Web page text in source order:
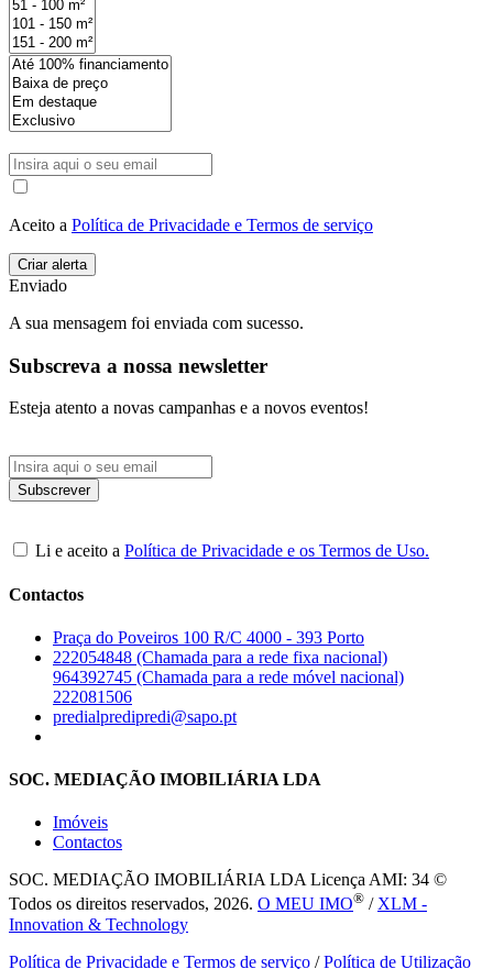
Aceito a Política de Privacidade e Termos de serviço
Enviado
A sua mensagem foi enviada com sucesso.
Subscreva a nossa newsletter
Esteja atento a novas campanhas e a novos eventos!
Li e aceito a Política de Privacidade e os Termos de Uso.
Contactos
Praça do Poveiros 100 R/C 4000 - 393 Porto
222054848 (Chamada para a rede fixa nacional)
964392745 (Chamada para a rede móvel nacional)
222081506
predialpredipredi@sapo.pt
SOC. MEDIAÇÃO IMOBILIÁRIA LDA
Imóveis
Contactos
SOC. MEDIAÇÃO IMOBILIÁRIA LDA Licença AMI: 34 ©
Todos os direitos reservados, 2026. O MEU IMO® /XLM -
Innovation & Technology
Política de Privacidade e Termos de serviço /Política de Utilização